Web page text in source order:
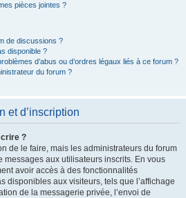
pièces jointes ?
de discussions ?
disponible ?
d’abus ou d’ordres légaux liés à ce forum ?
du forum ?
et d’inscription
?
de le faire, mais les administrateurs du forum
aux utilisateurs inscrits. En vous
avoir accès à des fonctionnalités
disponibles aux visiteurs, tels que l’affichage
de la messagerie privée, l’envoi de